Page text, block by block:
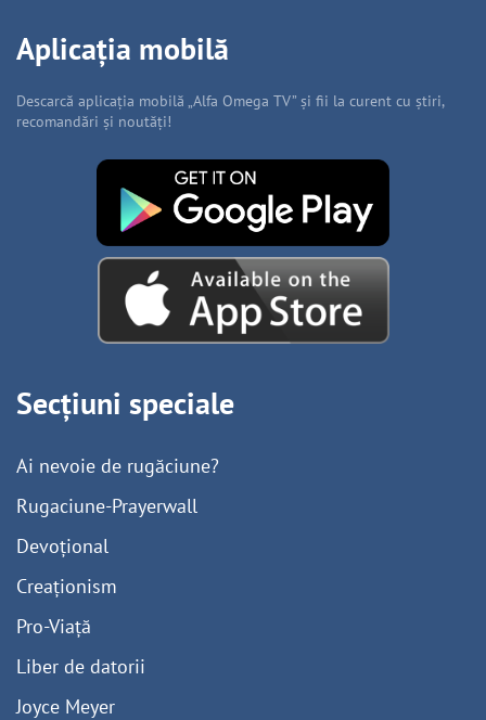
Aplicația mobilă
Descarcă aplicația mobilă „Alfa Omega TV” și fii la curent cu știri,
recomandări și noutăți!
Secțiuni speciale
Ai nevoie de rugăciune?
Rugaciune-Prayerwall
Devoțional
Creaționism
Pro-Viață
Liber de datorii
Joyce Meyer